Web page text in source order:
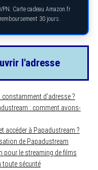
Carte cadeau Amazon.fr
30 jours.
l'adresse
d’adresse ?
: comment avons-
accéder à Papadustream ?
de Papadustream
pour le streaming de films
toute sécurité